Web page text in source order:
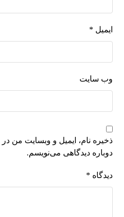
ایمیل *
وب‌ سایت
ذخیره نام، ایمیل و وبسایت من
دوباره دیدگاهی می‌نویسم.
دیدگاه *